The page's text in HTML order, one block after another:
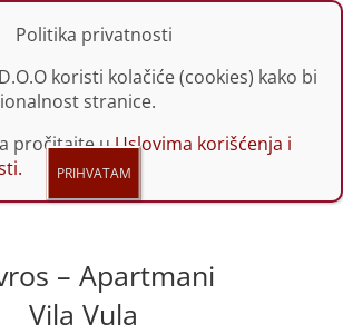
– Apartmani
Vila Vula
Politika privatnosti
D.O.O koristi kolačiće (cookies) kako bi
stranice.
pročitajte uUslovima korišćenja i